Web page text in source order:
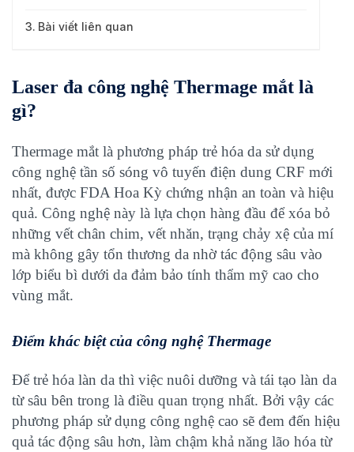
Bài viết liên quan
Laser đa công nghệ Thermage mắt là
gì?
Thermage mắt là phương pháp trẻ hóa da sử dụng
công nghệ tần số sóng vô tuyến điện dung CRF mới
nhất, được FDA Hoa Kỳ chứng nhận an toàn và hiệu
quả. Công nghệ này là lựa chọn hàng đầu để xóa bỏ
những vết chân chim, vết nhăn, trạng chảy xệ của mí
mà không gây tổn thương da nhờ tác động sâu vào
lớp biểu bì dưới da đảm bảo tính thẩm mỹ cao cho
vùng mắt.
Điểm khác biệt của công nghệ Thermage
Để trẻ hóa làn da thì việc nuôi dưỡng và tái tạo làn da
từ sâu bên trong là điều quan trọng nhất. Bởi vậy các
phương pháp sử dụng công nghệ cao sẽ đem đến hiệu
quả tác động sâu hơn, làm chậm khả năng lão hóa từ